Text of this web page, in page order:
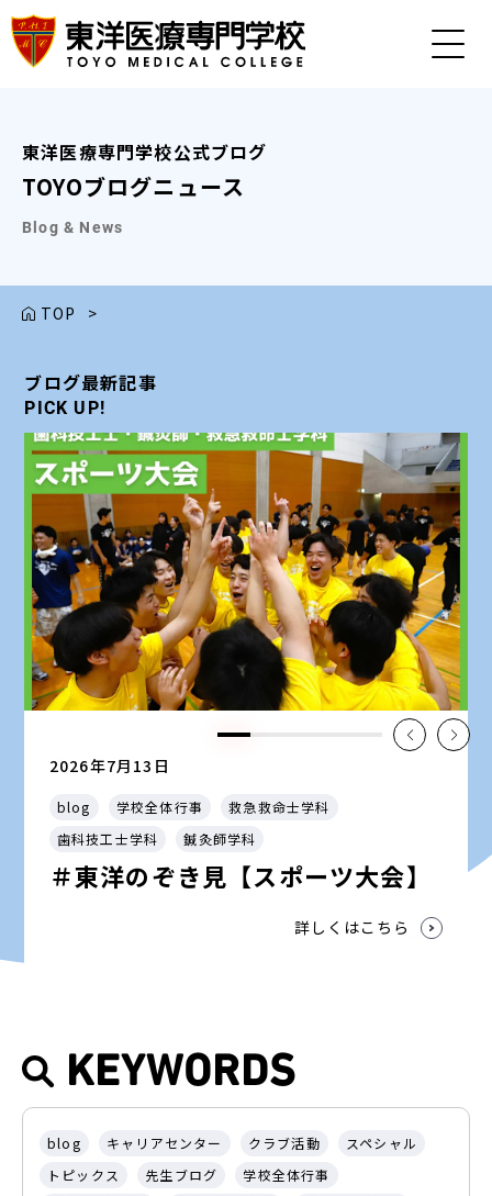
東洋医療専門学校公式ブログ
TOYOブログニュース
Blog & News
TOP >
ブログ最新記事
PICK UP!
2026年7月13日
blog 学校全体行事
救急救命士学科
歯科技工士学科
鍼灸師学科
＃東洋のぞき見【スポーツ大会】
詳しくはこちら
ブログ最新記事
PICK UP!
ブログ最新記事
PICK UP!
ブログ最新記事
PICK UP!
ブログ最新記事
PICK UP!
KEYWORDS
blog キャリアセンター クラブ活動
スペシャル
トピックス
先生ブログ
学校全体行事